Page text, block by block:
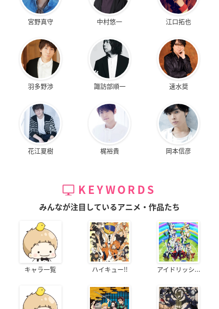
宮野真守 中村悠一 江口拓也
羽多野渉 諏訪部順一 速水奨
花江夏樹 梶裕貴 岡本信彦
KEYWORDS
みんなが注目しているアニメ・作品たち
キャラ一覧 ハイキュー!! アイドリッシ...